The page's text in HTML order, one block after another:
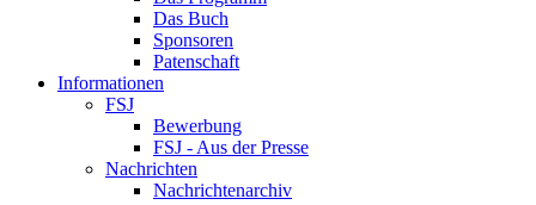
Das Buch
Sponsoren
Patenschaft
Informationen
FSJ
Bewerbung
FSJ - Aus der Presse
Nachrichten
Nachrichtenarchiv